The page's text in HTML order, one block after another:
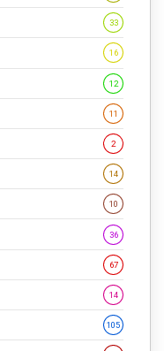
33
16
12
11
2
14
10
36
67
14
105